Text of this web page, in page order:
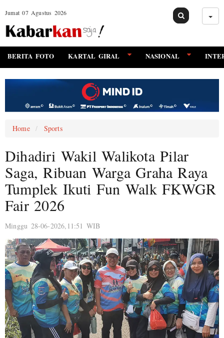
Jumat 07 Agustus 2026
BERITA FOTO KARTAL GIRAL NASIONAL
Home Sports
Dihadiri Wakil Walikota Pilar
Saga, Ribuan Warga Graha Raya
Tumplek Ikuti Fun Walk FKWGR
Fair 2026
Minggu 28-06-2026,11:51 WIB